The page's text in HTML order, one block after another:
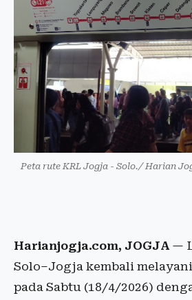
Peta rute KRL Jogja - Solo./ Harian
Harianjogja.com, JOGJA—
Solo–Jogja kembali
pada Sabtu (18/4/2026)